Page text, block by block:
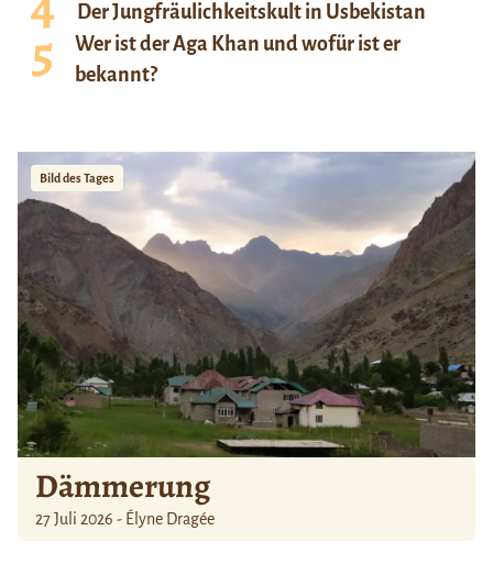
Der Jungfräulichkeitskult in Usbekistan
Wer ist der Aga Khan und wofür ist er
bekannt?
Bild des Tages
Dämmerung
27 Juli 2026 - Élyne Dragée